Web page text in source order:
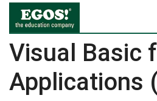
Visual Basic
Applications